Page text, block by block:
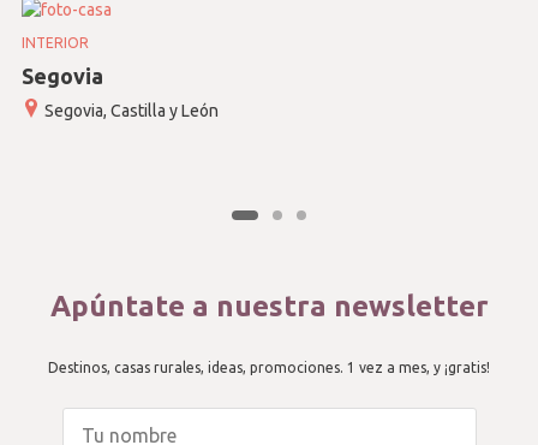
INTERIOR
Segovia
Segovia, Castilla y León
Apúntate a nuestra newsletter
Destinos, casas rurales, ideas, promociones. 1 vez a mes, y ¡gratis!